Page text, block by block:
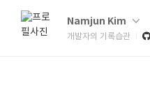
Namjun Kim
개발자의 기록습관